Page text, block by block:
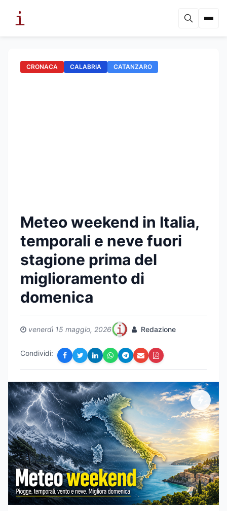
CRONACA CALABRIA CATANZARO
Meteo weekend in Italia,
temporali e neve fuori
stagione prima del
miglioramento di
domenica
venerdì 15 maggio, 2026 Redazione
Condividi: